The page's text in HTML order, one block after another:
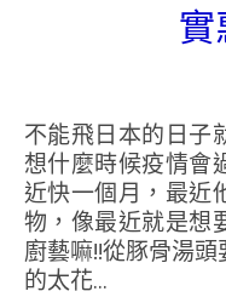
實
不能飛日本的日子就像當兵數饅頭一樣每次都在
想什麼時候疫情會
近快一個月，最近
物，像最近就是想
廚藝嘛!!從豚骨湯
的太花...